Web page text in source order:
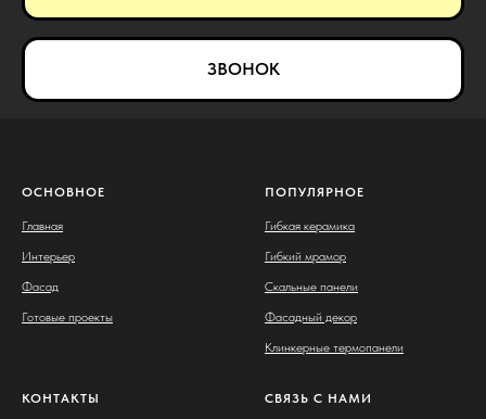
ЗВОНОК
ОСНОВНОЕ
Главная
Интерьер
Фасад
Готовые проекты
ПОПУЛЯРНОЕ
Гибкая керамика
Гибкий мрамор
Скальные панели
Фасадный декор
Клинкерные термопанели
КОНТАКТЫ СВЯЗЬ С НАМИ